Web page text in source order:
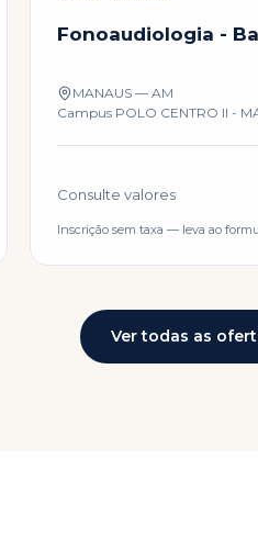
Fonoaudiologia -
MANAUS — AM
Campus POLO CENTRO II -
Consulte valores
Inscrição sem taxa — leva ao
Ver todas as